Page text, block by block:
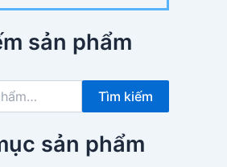
sản phẩm
Tìm kiếm
sản phẩm